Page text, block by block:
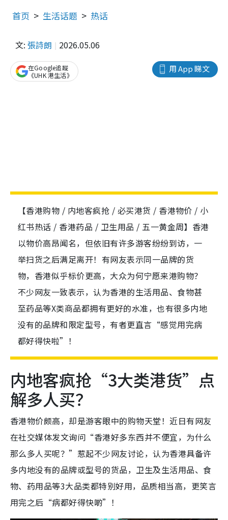
首页 生活话题 热话
文: 張詩朗 2026.05.06
用 App 睇文
在Google追蹤
《UHK 港生活》
【香港购物 / 内地客疯抢 / 必买港货 / 香港物价 / 小
红书热话 / 香港药品 / 卫生用品 / 五一黄金周】香港
以物价高昂闻名，但依旧有许多游客纷纷到访，一
举扫货之后满足离开！有网友表示同一品牌的货
物，香港似乎标价更高，大众为何宁愿来港购物？
不少网友一致表示，认为香港的生活用品、食物甚
至药品等X类商品都拥有更好的水准，也有很多内地
没有的品牌和限定型号，有者更直言“感觉用完病
都好得快啦”！
内地客疯抢“3大类港货”点
解多人买？
香港物价颇高，却是游客眼中的购物天堂！近日有网友
在社交媒体发文询问“香港好多东西并不便宜，为什么
那么多人买呢？”惹起不少网友讨论，认为香港具备许
多内地没有的品牌或型号的货品，卫生及生活用品、食
物、药用品等3大品类都特别好用，品质相当高，更笑言
用完之后“病都好得快啲”！